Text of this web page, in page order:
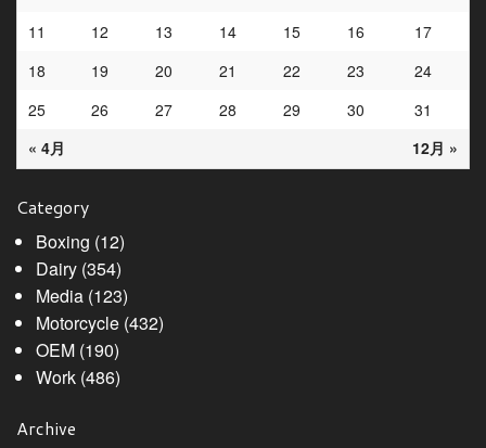
« 4月 12月 »
11
12 13 14 15 16
17
18
19 20 21 22 23
24
25
26 27 28 29 30 31
Category
Boxing (12)
Dairy(354)
Media(123)
Motorcycle(432)
OEM(190)
Work(486)
Archive